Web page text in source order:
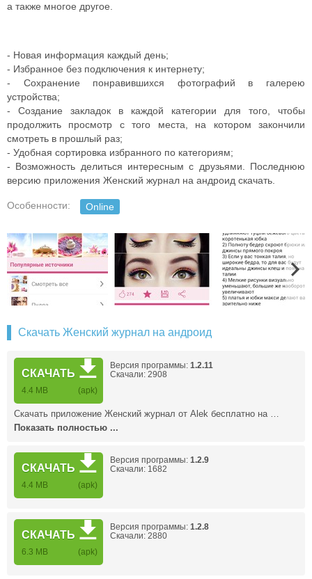
а также многое другое.
- Новая информация каждый день;
- Избранное без подключения к интернету;
- Сохранение понравившихся фотографий в галерею
устройства;
- Создание закладок в каждой категории для того, чтобы
продолжить просмотр с того места, на котором закончили
смотреть в прошлый раз;
- Удобная сортировка избранного по категориям;
- Возможность делиться интересным с друзьями. Последнюю
версию приложения Женский журнал на андроид скачать.
Особенности: Online
Скачать Женский журнал на андроид
СКАЧАТЬ
4.4 MB (apk)
Версия программы: 1.2.11
Скачали: 2908
Скачать приложение Женский журнал от Alek бесплатно на …
Показать полностью ...
СКАЧАТЬ
4.4 MB (apk)
Версия программы: 1.2.9
Скачали: 1682
СКАЧАТЬ
6.3 MB (apk)
Версия программы: 1.2.8
Скачали: 2880